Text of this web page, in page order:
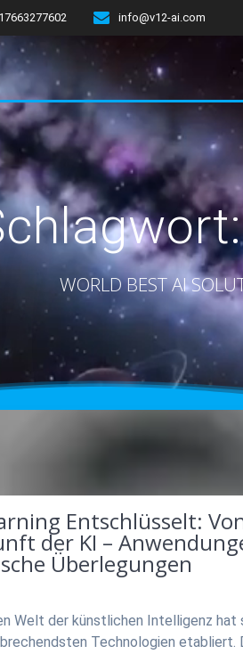
info@v12-ai.com
WORLD BEST AI
Entschlüsselt:
der KI –
Überlegungen
Welt der künstlichen Intelligenz hat
Technologien etabliert.